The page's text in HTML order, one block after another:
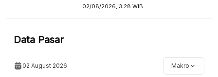
02/08/2026, 3:28 WIB
Data Pasar
02 August 2026 Makro